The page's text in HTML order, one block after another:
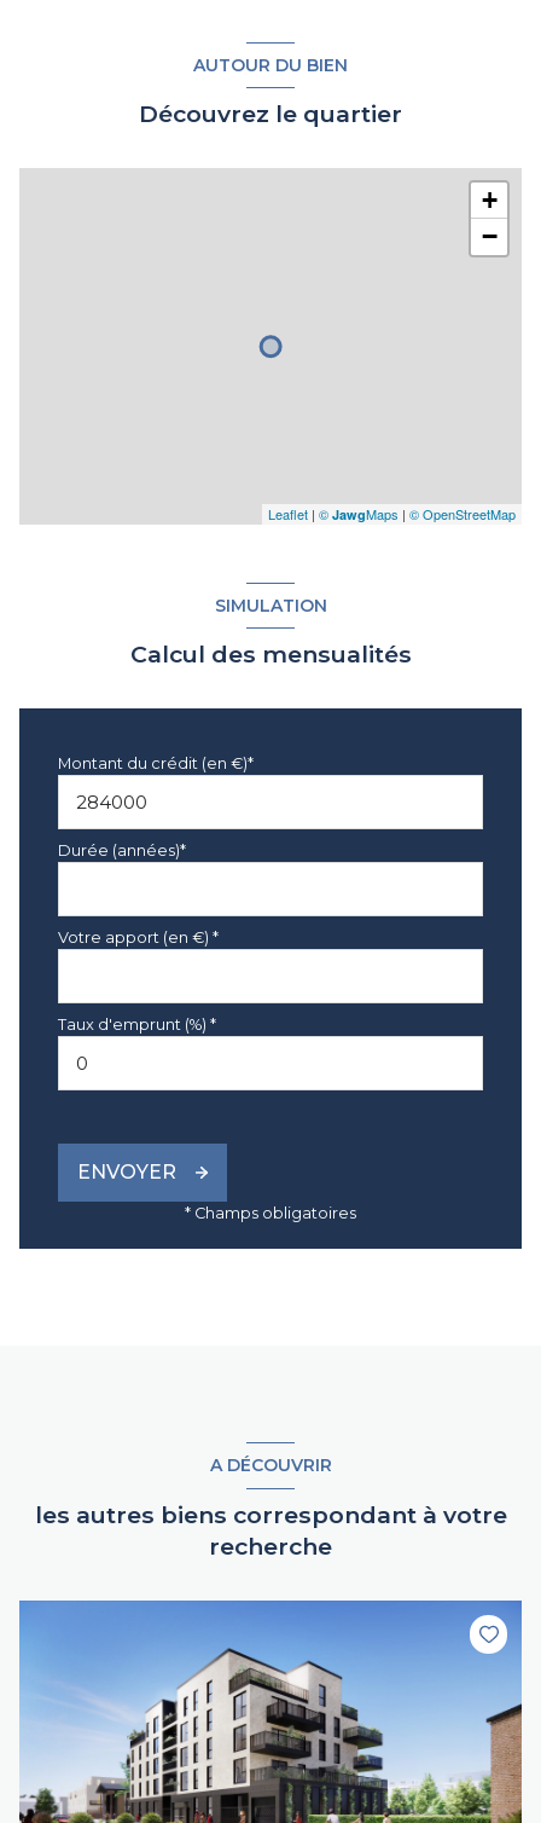
AUTOUR DU BIEN
Découvrez le quartier
+
−
Leaflet | © JawgMaps | © OpenStreetMap
SIMULATION
Calcul des mensualités
Montant du crédit (en €)*
Durée (années)*
Votre apport (en €) *
Taux d'emprunt (%) *
ENVOYER
* Champs obligatoires
A DÉCOUVRIR
les autres biens correspondant à votre
recherche